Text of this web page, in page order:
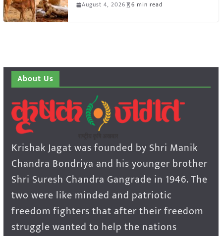
August 4, 2026 6 min read
About Us
Krishak Jagat was founded by Shri Manik
Chandra Bondriya and his younger brother
Shri Suresh Chandra Gangrade in 1946. The
two were like minded and patriotic
freedom fighters that after their freedom
struggle wanted to help the nations